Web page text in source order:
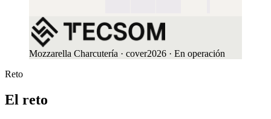
Mozzarella Charcutería · cover2026 · En operación
Reto
El reto